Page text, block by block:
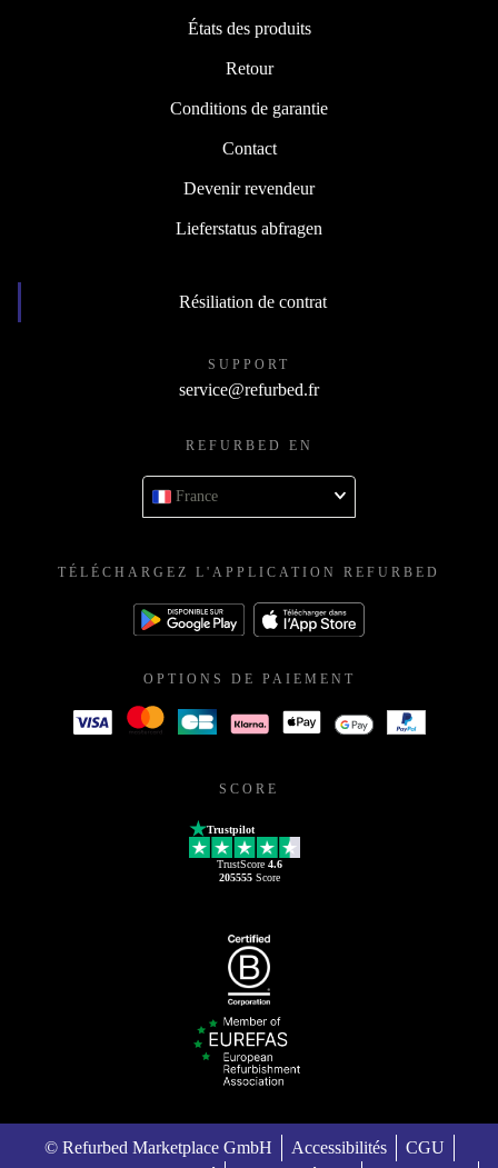
États des produits
Retour
Conditions de garantie
Contact
Devenir revendeur
Lieferstatus abfragen
Résiliation de contrat
SUPPORT
service@refurbed.fr
REFURBED EN
France
TÉLÉCHARGEZ L'APPLICATION REFURBED
OPTIONS DE PAIEMENT
SCORE
Trustpilot
TrustScore 4.6
205555Score
© Refurbed Marketplace GmbH Accessibilités
CGU